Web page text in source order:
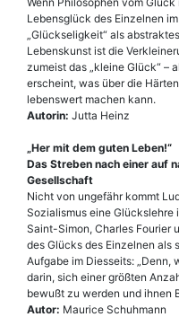
Lebensglück des Einzelnen
„Glückseligkeit“ als
Lebenskunst ist die
zumeist das „kleine Glück“ –
erscheint, was über die
lebenswert machen kann.
Autorin: Jutta Heinz
„Her mit dem guten Leben!“
Das Streben nach einer auf
Gesellschaft
Nicht von ungefähr kommt
Sozialismus eine Glückslehre
Saint-Simon, Charles Fourier
des Glücks des Einzelnen als
Aufgabe im Diesseits:
darin, sich einer größten
bewußt zu werden und ihnen
Autor: Maurice Schuhmann